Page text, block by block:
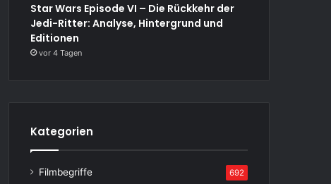
Star Wars Episode VI – Die Rückkehr der
Jedi-Ritter: Analyse, Hintergrund und
Editionen
vor 4 Tagen
Kategorien
Filmbegriffe 692